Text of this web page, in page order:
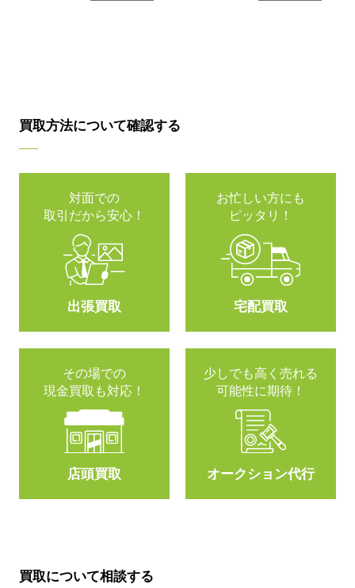
買取方法について確認する
対面での
取引だから安心！
出張買取
お忙しい方にも
ピッタリ！
宅配買取
その場での
現金買取も対応！
店頭買取
少しでも高く売れる
可能性に期待！
オークション代行
買取について相談する